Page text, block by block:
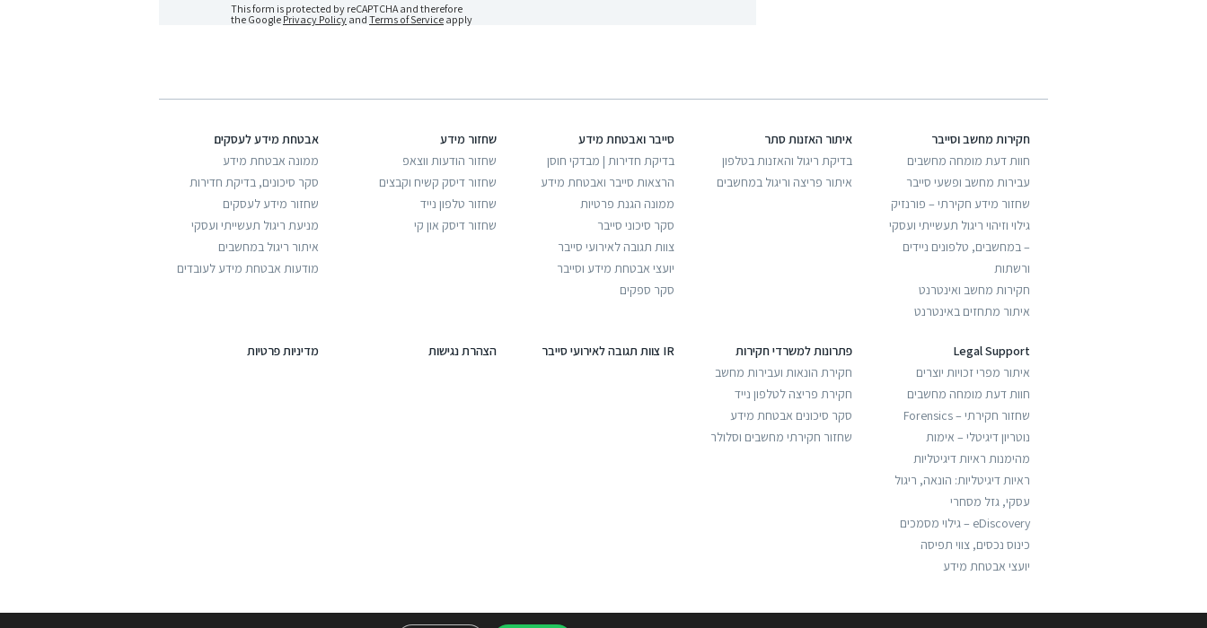
This form is protected by reCAPTCHA and therefore
the Google Privacy Policy and Terms of Service apply
חקירות מחשב וסייבר
חוות דעת מומחה מחשבים
עבירות מחשב ופשעי סייבר
שחזור מידע חקירתי – פורנזיק
גילוי וזיהוי ריגול תעשייתי ועסקי
– במחשבים, טלפונים ניידים
ורשתות
חקירות מחשב ואינטרנט
איתור מתחזים באינטרנט
איתור האזנות סתר
בדיקת ריגול והאזנות בטלפון
איתור פריצה וריגול במחשבים
סייבר ואבטחת מידע
בדיקת חדירות | מבדקי חוסן
הרצאות סייבר ואבטחת מידע
ממונה הגנת פרטיות
סקר סיכוני סייבר
צוות תגובה לאירועי סייבר
יועצי אבטחת מידע וסייבר
סקר ספקים
שחזור מידע
שחזור הודעות ווצאפ
שחזור דיסק קשיח וקבצים
שחזור טלפון נייד
שחזור דיסק און קי
אבטחת מידע לעסקים
ממונה אבטחת מידע
סקר סיכונים, בדיקת חדירות
שחזור מידע לעסקים
מניעת ריגול תעשייתי ועסקי
איתור ריגול במחשבים
מודעות אבטחת מידע לעובדים
Legal Support
איתור מפרי זכויות יוצרים
חוות דעת מומחה מחשבים
שחזור חקירתי – Forensics
נוטריון דיגיטלי – אימות
מהימנות ראיות דיגיטליות
ראיות דיגיטליות: הונאה, ריגול
עסקי, גזל מסחרי
eDiscovery – גילוי מסמכים
כינוס נכסים, צווי תפיסה
יועצי אבטחת מידע
פתרונות למשרדי חקירות
חקירת הונאות ועבירות מחשב
חקירת פריצה לטלפון נייד
סקר סיכונים אבטחת מידע
שחזור חקירתי מחשבים וסלולר
IR צוות תגובה לאירועי סייבר הצהרת נגישות מדיניות פרטיות